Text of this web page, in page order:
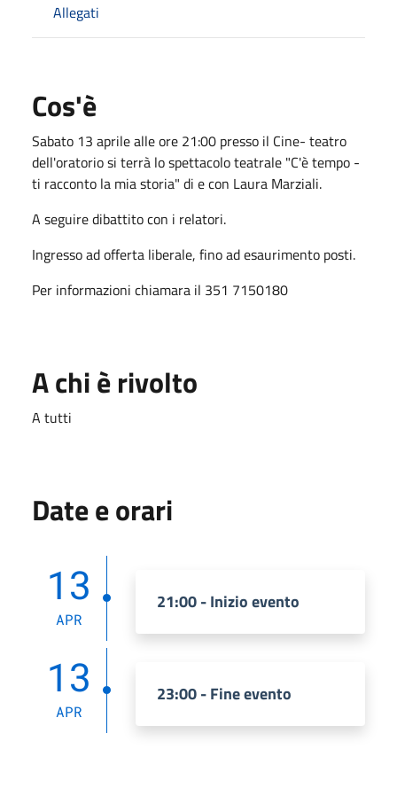
Allegati
Cos'è
Sabato 13 aprile alle ore 21:00 presso il Cine- teatro
dell'oratorio si terrà lo spettacolo teatrale "C'è tempo -
ti racconto la mia storia" di e con Laura Marziali.
A seguire dibattito con i relatori.
Ingresso ad offerta liberale, fino ad esaurimento posti.
Per informazioni chiamara il 351 7150180
A chi è rivolto
A tutti
Date e orari
13
APR
21:00 - Inizio evento
13
APR
23:00 - Fine evento